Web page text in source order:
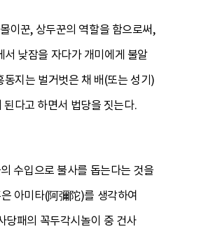
이꾼, 상두꾼의 역할을 함으로써,
서 낮잠을 자다가 개미에게 불알
동지는 벌거벗은 채 배(또는 성기)
다고 하면서 법당을 짓는다.
수입으로 불사를 돕는다는 것을
아미타(阿彌陀)를 생각하여
당패의 꼭두각시놀이 중 건사